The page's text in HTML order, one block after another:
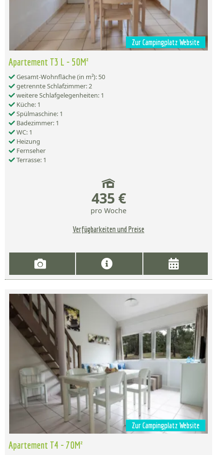
Zur Campingplatz Website
Apartement T3 L - 50M²
Gesamt-Wohnfläche (in m²): 50
getrennte Schlafzimmer: 2
weitere Schlafgelegenheiten: 1
Küche: 1
Spülmaschine: 1
Badezimmer: 1
WC: 1
Heizung
Fernseher
Terrasse: 1
435 €
pro Woche
Verfügbarkeiten und Preise
Zur Campingplatz Website
Apartement T4 - 70M²